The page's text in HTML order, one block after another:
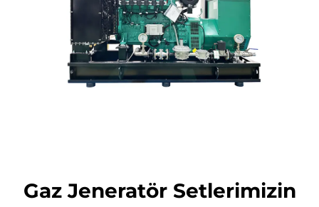
Gaz Jeneratör Setlerimizin